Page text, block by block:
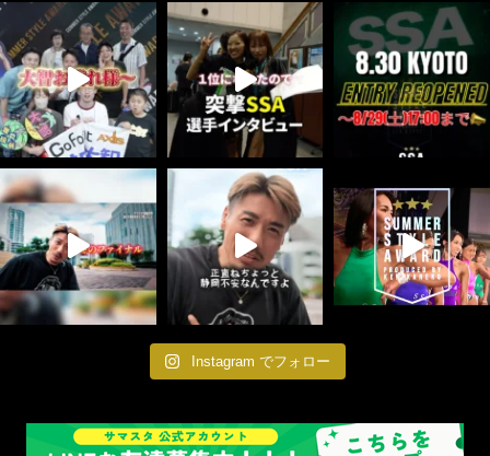
Instagram でフォロー